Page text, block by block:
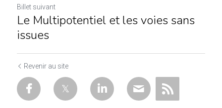
Billet suivant
Le Multipotentiel et les voies sans
issues
Revenir au site